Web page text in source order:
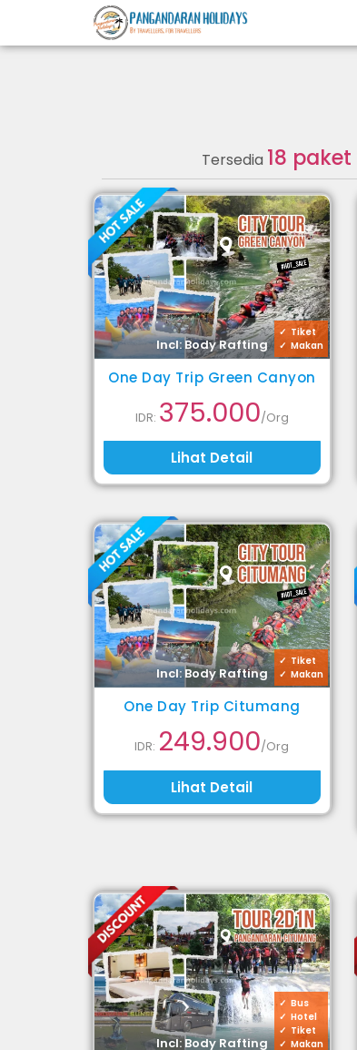
Tersedia 18
Tiket
Makan
Incl: Body Rafting
One Day Trip Green Canyon
IDR: 375.000/Org
Lihat Detail
Tiket
Makan
Incl: Body Rafting
One Day Trip Citumang
IDR: 249.900/Org
Lihat Detail
Bus
Hotel
Tiket
Makan
Incl: Body Rafting